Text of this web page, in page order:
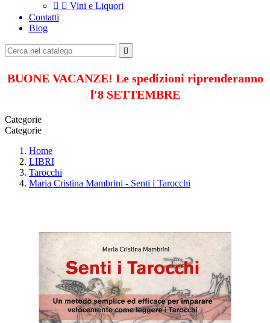
  Vini e Liquori
Contatti
Blog

BUONE VACANZE! Le spedizioni riprenderanno
l'8 SETTEMBRE
Categorie
Categorie
Home
LIBRI
Tarocchi
Maria Cristina Mambrini - Senti i Tarocchi